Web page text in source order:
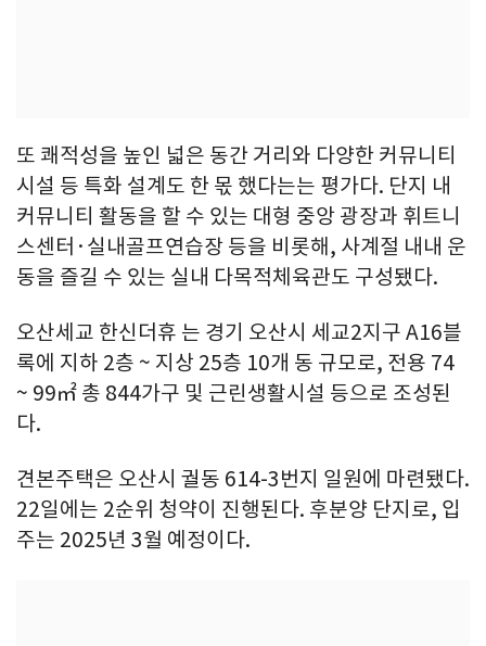
또 쾌적성을 높인 넓은 동간 거리와 다양한 커뮤니티
시설 등 특화 설계도 한 몫 했다는는 평가다. 단지 내
커뮤니티 활동을 할 수 있는 대형 중앙 광장과 휘트니
스센터·실내골프연습장 등을 비롯해, 사계절 내내 운
동을 즐길 수 있는 실내 다목적체육관도 구성됐다.
오산세교 한신더휴 는 경기 오산시 세교2지구 A16블
록에 지하 2층 ~ 지상 25층 10개 동 규모로, 전용 74
~ 99㎡ 총 844가구 및 근린생활시설 등으로 조성된
다.
견본주택은 오산시 궐동 614-3번지 일원에 마련됐다.
22일에는 2순위 청약이 진행된다. 후분양 단지로, 입
주는 2025년 3월 예정이다.